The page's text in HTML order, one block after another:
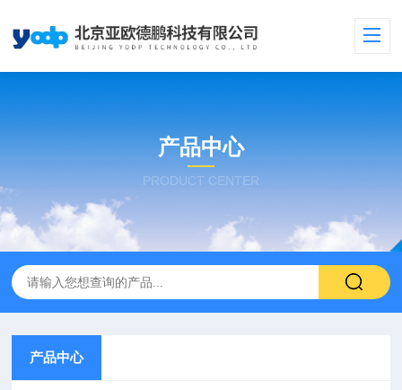
产品中心
PRODUCT CENTER
产品中心